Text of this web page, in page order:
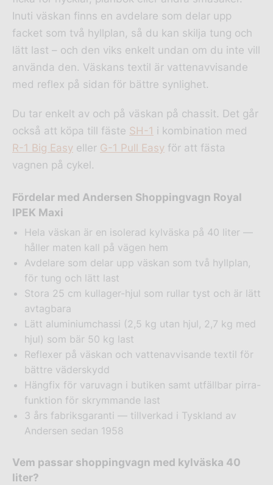
Inuti väskan finns en avdelare som delar upp
facket som två hyllplan, så du kan skilja tung och
lätt last – och den viks enkelt undan om du inte vill
använda den. Väskans textil är vattenavvisande
med reflex på sidan för bättre synlighet.
Du tar enkelt av och på väskan på chassit. Det går
också att köpa till fäste SH-1 i kombination med
R-1 Big Easy eller G-1 Pull Easy för att fästa
vagnen på cykel.
Fördelar med Andersen Shoppingvagn Royal
IPEK Maxi
Hela väskan är en isolerad kylväska på 40 liter —
håller maten kall på vägen hem
Avdelare som delar upp väskan som två hyllplan,
för tung och lätt last
Stora 25 cm kullager-hjul som rullar tyst och är lätt
avtagbara
Lätt aluminiumchassi (2,5 kg utan hjul, 2,7 kg med
hjul) som bär 50 kg last
Reflexer på väskan och vattenavvisande textil för
bättre väderskydd
Hängfix för varuvagn i butiken samt utfällbar pirra-
funktion för skrymmande last
3 års fabriksgaranti — tillverkad i Tyskland av
Andersen sedan 1958
Vem passar shoppingvagn med kylväska 40
liter?